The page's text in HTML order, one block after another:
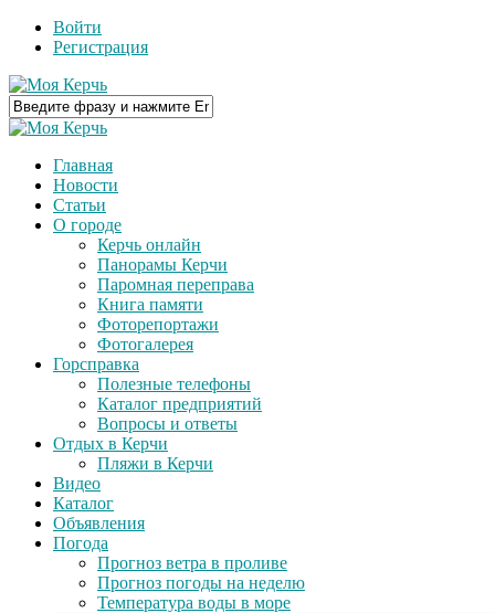
Войти
Регистрация
Главная
Новости
Статьи
О городе
Керчь онлайн
Панорамы Керчи
Паромная переправа
Книга памяти
Фоторепортажи
Фотогалерея
Горсправка
Полезные телефоны
Каталог предприятий
Вопросы и ответы
Отдых в Керчи
Пляжи в Керчи
Видео
Каталог
Объявления
Погода
Прогноз ветра в проливе
Прогноз погоды на неделю
Температура воды в море